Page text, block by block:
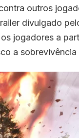
outros
divulgado
jogadores a
a sobrevivência